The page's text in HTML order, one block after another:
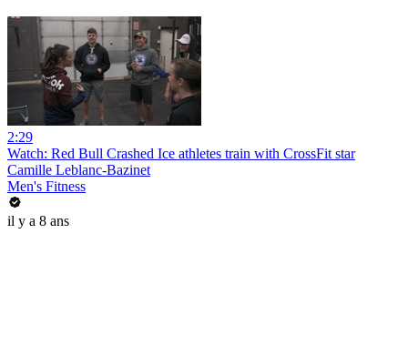
2:29
Watch: Red Bull Crashed Ice athletes train with CrossFit star
Camille Leblanc-Bazinet
Men's Fitness
il y a 8 ans